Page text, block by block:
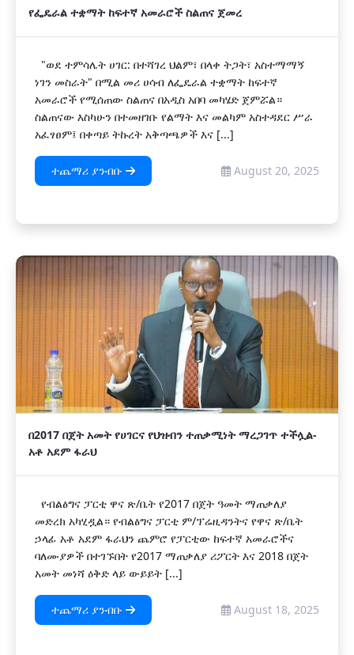
የፌዴራል ተቋማት ከፍተኛ አመራሮች ስልጠና ጀመረ
"ወደ ተምሳሌት ሀገር: በተሻገረ ህልም፣ በላቀ ትጋት፣ አስተማማኝ
ነገን መስራት" በሚል መሪ ሀሳብ ለፌዴራል ተቋማት ከፍተኛ
አመራሮች የሚሰጠው ስልጠና በአዲስ አበባ መካሄድ ጀምሯል።
ስልጠናው እስካሁን በተመዘገቡ የልማት እና መልካም አስተዳደር ሥራ
አፈፃፀም፤ በቀጣይ ትኩረት አቅጣጫዎች እና [...]
ተጨማሪ ያንብቡ August 20, 2025
በ2017 በጀት አመት የሀገርና የህዝብን ተጠቃሚነት ማረጋገጥ ተችሏል-
አቶ አደም ፋራህ
የብልፅግና ፓርቲ ዋና ጽ/ቤት የ2017 በጀት ዓመት ማጠቃለያ
መድረክ አካሂዷል። የብልፅግና ፓርቲ ም/ፕሬዚዳንትና የዋና ጽ/ቤት
ኃላፊ አቶ አደም ፋራህን ጨምሮ የፓርቲው ከፍተኛ አመራሮችና
ባለሙያዎች በተገኙበት የ2017 ማጠቃለያ ሪፖርት እና 2018 በጀት
አመት መነሻ ዕቅድ ላይ ውይይት [...]
ተጨማሪ ያንብቡ August 18, 2025